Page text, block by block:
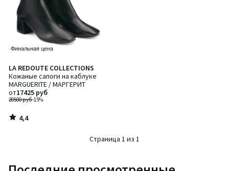
Финальная цена
LA REDOUTE COLLECTIONS
Кожаные сапоги на каблуке
MARGUERITE / МАРГЕРИТ
20500 руб-15%
от17425 руб
4,4
/ 5
4,4
/
Страница 1 из 1